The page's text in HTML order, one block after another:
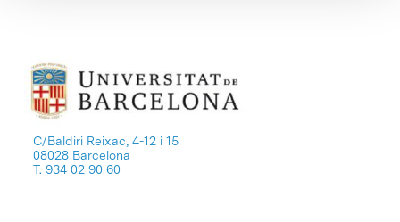
C/Baldiri Reixac, 4-12 i 15
08028 Barcelona
T. 934 02 90 60